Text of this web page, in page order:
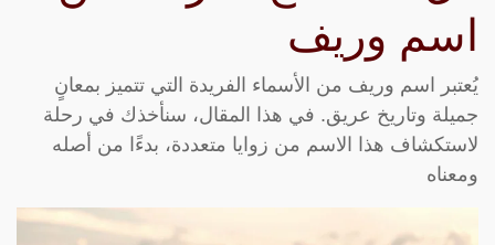
اسم وريف
يُعتبر اسم وريف من الأسماء الفريدة التي تتميز بمعانٍ
جميلة وتاريخ عريق. في هذا المقال، سنأخذك في رحلة
لاستكشاف هذا الاسم من زوايا متعددة، بدءًا من أصله
ومعناه